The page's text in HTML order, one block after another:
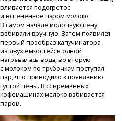
вливается подогретое
и вспененное паром молоко.
В самом начале молочную пену
взбивали вручную. Затем появился
первый прообраз капучинатора
из двух емкостей: в одной
нагревалась вода, во вторую
с молоком по трубочкам поступал
пар, что приводило к появлению
густой пены. В современных
кофемашинах молоко взбивается
паром.